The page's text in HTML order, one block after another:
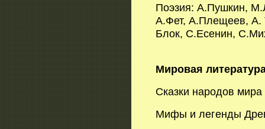
Поэзия: А.Пушкин,
А.Фет, А.Плещеев, А.
Блок, С.Есенин,
Мировая
Сказки народов мира
Мифы и легенды